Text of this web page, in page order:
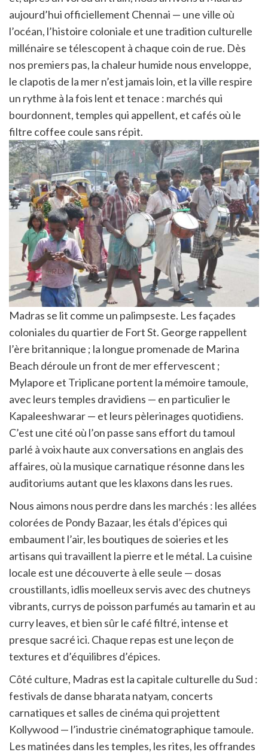
aujourd’hui officiellement Chennai — une ville où
l’océan, l’histoire coloniale et une tradition culturelle
millénaire se télescopent à chaque coin de rue. Dès
nos premiers pas, la chaleur humide nous enveloppe,
le clapotis de la mer n’est jamais loin, et la ville respire
un rythme à la fois lent et tenace : marchés qui
bourdonnent, temples qui appellent, et cafés où le
filtre coffee coule sans répit.
Madras se lit comme un palimpseste. Les façades
coloniales du quartier de Fort St. George rappellent
l’ère britannique ; la longue promenade de Marina
Beach déroule un front de mer effervescent ;
Mylapore et Triplicane portent la mémoire tamoule,
avec leurs temples dravidiens — en particulier le
Kapaleeshwarar — et leurs pèlerinages quotidiens.
C’est une cité où l’on passe sans effort du tamoul
parlé à voix haute aux conversations en anglais des
affaires, où la musique carnatique résonne dans les
auditoriums autant que les klaxons dans les rues.
Nous aimons nous perdre dans les marchés : les allées
colorées de Pondy Bazaar, les étals d’épices qui
embaument l’air, les boutiques de soieries et les
artisans qui travaillent la pierre et le métal. La cuisine
locale est une découverte à elle seule — dosas
croustillants, idlis moelleux servis avec des chutneys
vibrants, currys de poisson parfumés au tamarin et au
curry leaves, et bien sûr le café filtré, intense et
presque sacré ici. Chaque repas est une leçon de
textures et d’équilibres d’épices.
Côté culture, Madras est la capitale culturelle du Sud :
festivals de danse bharata natyam, concerts
carnatiques et salles de cinéma qui projettent
Kollywood — l’industrie cinématographique tamoule.
Les matinées dans les temples, les rites, les offrandes